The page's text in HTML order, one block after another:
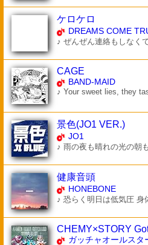
ケロケロ
DREAMS COME
♪ ぜんぜん連絡もしなく
CAGE
BAND-MAID
♪ Your sweet lies, they
景色(JO1 VER.)
JO1
♪ 雨の夜も晴れの光の朝
健康音頭
HONEBONE
♪ 恐らく明日は低気圧 身
CHEMY×STORY
ガッチャオールスタ